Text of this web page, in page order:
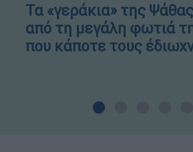
Τα «γεράκια» της
από τη μεγάλη φωτιά τη
που κάποτε τους